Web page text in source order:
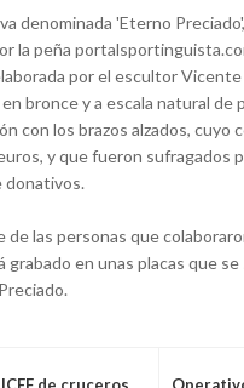
denominada 'Eterno
la peña
por el escultor Vicente
bronce y a escala natural de
con los brazos alzados, cuyo
y que fueron sufragados
donativos.
de las personas que
grabado en unas placas que